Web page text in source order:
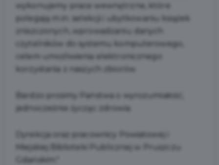
wykonujemy prace wewnętrzne, które
polegają m.in. selekcji i ubytkowaniu książek
zniszczonych, wprowadzaniu danych
czytelników do systemu komputerowego,
celem umożliwienia elektronicznego
korzystania z naszych zbiorów.
Bardzo prosimy Państwa o wyrozumiałość,
jednocześnie życząc zdrowia.
Dyrekcja oraz pracownicy Powiatowej i
Miejskiej Biblioteki Publicznej w Pruszczu
Gdańskim."